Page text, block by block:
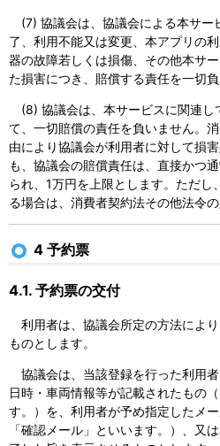
(7) 協議会は、協議会による本サー
了、利用不能又は変更、本アプリの
器の故障若しくは損傷、その他本サ
た損害につき、賠償する責任を一切負
(8) 協議会は、本サービスに関連し
て、一切賠償の責任を負いません。
由により協議会が利用者に対して損
も、協議会の賠償責任は、直接かつ
られ、1万円を上限とします。ただし
る場合は、消費者契約法その他法令
4 予約票
4.1. 予約票の交付
利用者は、協議会所定の方法によ
ものとします。
協議会は、当該登録を行った利用
日時・車両情報等が記載されたもの
す。）を、利用者が予め指定したメ
「確認メール」といいます。）、又